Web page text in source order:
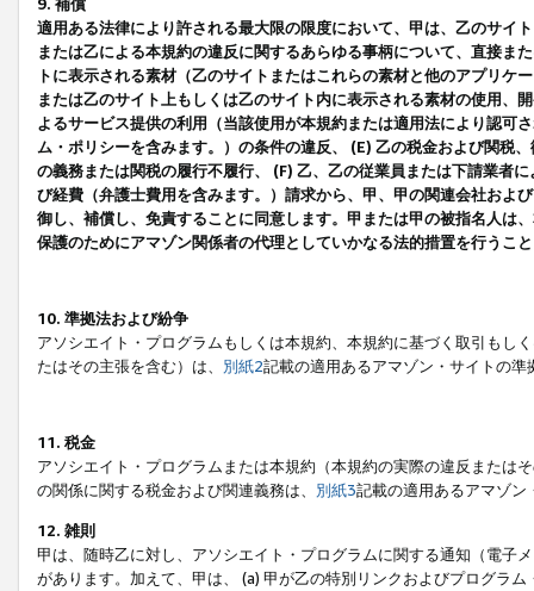
9. 補償
適用ある法律により許される最大限の限度において、甲は、乙のサイ
または乙による本規約の違反に関するあらゆる事柄について、直接ま
トに表示される素材（乙のサイトまたはこれらの素材と他のアプリ
または乙のサイト上もしくは乙のサイト内に表示される素材の使用、
よるサービス提供の利用（当該使用が本規約または適用法により認可
ム・ポリシーを含みます。）の条件の違反、 (E) 乙の税金および関税
の義務または関税の履行不履行、 (F) 乙、乙の従業員または下請業者
び経費（弁護士費用を含みます。）請求から、甲、甲の関連会社およ
御し、補償し、免責することに同意します。甲または甲の被指名人は
保護のためにアマゾン関係者の代理としていかなる法的措置を行うこ
10. 準拠法および紛争
アソシエイト・プログラムもしくは本規約、本規約に基づく取引もし
たはその主張を含む）は、 別紙2記載の適用あるアマゾン・サイトの
11. 税金
アソシエイト・プログラムまたは本規約（本規約の実際の違反または
の関係に関する税金および関連義務は、 別紙3記載の適用あるアマゾン
12. 雑則
甲は、随時乙に対し、アソシエイト・プログラムに関する通知（電子
があります。加えて、甲は、 (a) 甲が乙の特別リンクおよびプログラ